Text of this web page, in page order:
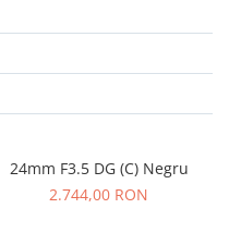
24mm F3.5 DG (C) Negru
2.744,00 RON